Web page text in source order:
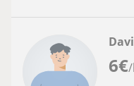
6€